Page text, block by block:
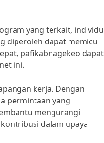
yang terkait, individu
diperoleh dapat memicu
pafikabnagekeo dapat
ini.
kerja. Dengan
permintaan yang
mengurangi
dalam upaya